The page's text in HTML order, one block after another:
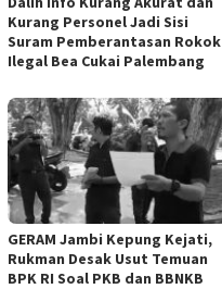
Kurang Personel Jadi Sisi
Suram Pemberantasan Rokok
Ilegal Bea Cukai Palembang
GERAM Jambi Kepung Kejati,
Rukman Desak Usut Temuan
BPK RI Soal PKB dan BBNKB